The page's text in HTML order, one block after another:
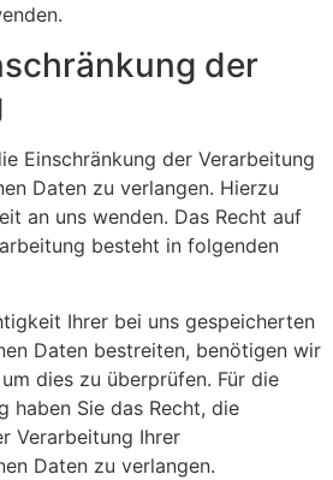
der
Einschränkung der Verarbeitung
Daten zu verlangen. Hierzu
an uns wenden. Das Recht auf
besteht in folgenden
Ihrer bei uns gespeicherten
Daten bestreiten, benötigen wir
dies zu überprüfen. Für die
haben Sie das Recht, die
Verarbeitung Ihrer
Daten zu verlangen.